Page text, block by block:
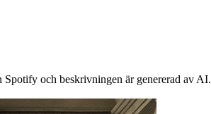
och beskrivningen är genererad av AI.